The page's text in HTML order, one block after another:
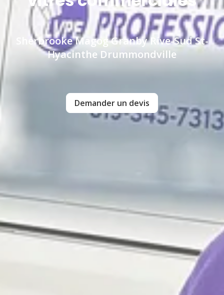
Sherbrooke Magog Granby Rive-Sud St-
Hyacinthe Drummondville
Demander un devis